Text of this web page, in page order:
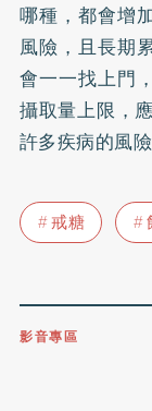
哪種，都會增
風險，且長期
會一一找上門
攝取量上限，
許多疾病的風險
戒糖
影音專區